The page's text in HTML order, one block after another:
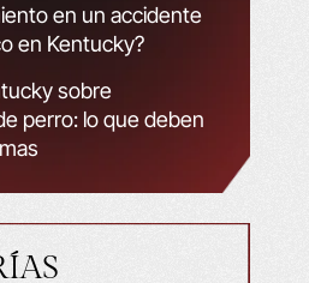
en un accidente
en Kentucky?
sobre
perro: lo que deben